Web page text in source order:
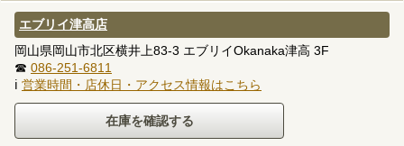
エブリイ津高店
岡山県岡山市北区横井上83-3 エブリイOkanaka津高 3F
☎ 086-251-6811
ℹ 営業時間・店休日・アクセス情報はこちら